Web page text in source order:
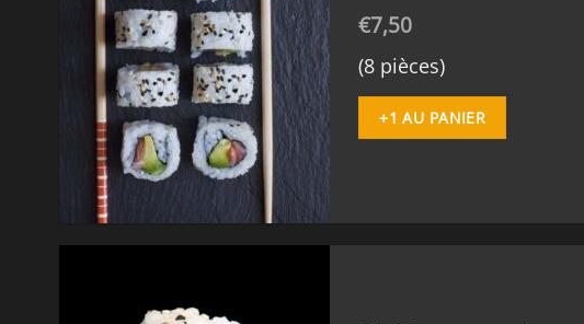
€7,50
(8 pièces)
+1 AU PANIER